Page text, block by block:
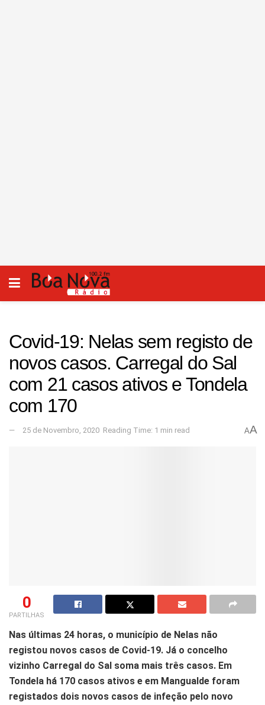
Covid-19: Nelas sem registo de
novos casos. Carregal do Sal
com 21 casos ativos e Tondela
com 170
25 de Novembro, 2020 Reading Time: 1 min read AA
0
PARTILHAS
Nas últimas 24 horas, o município de Nelas não
registou novos casos de Covid-19. Já o concelho
vizinho Carregal do Sal soma mais três casos. Em
Tondela há 170 casos ativos e em Mangualde foram
registados dois novos casos de infeção pelo novo